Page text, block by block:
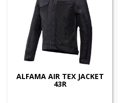
ALFAMA AIR TEX JACKET
43R